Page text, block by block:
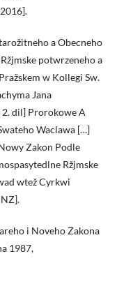
a Obecneho
potwrzeneho a
w Kollegi Sw.
Jana
2. dil] Prorokowe A
Waclawa […]
Zakon Podle
Ržjmske
wtež Cyrkwi
i Noveho Zakona
1987,